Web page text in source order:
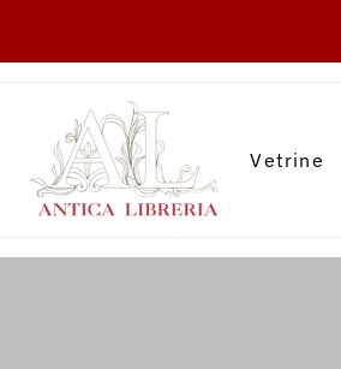
TRANSLATION MISSING:
Vetrine